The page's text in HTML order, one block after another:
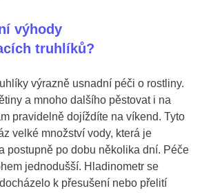
výhody
truhlíků?
výrazně usnadní péči o rostliny.
a mnoho dalšího pěstovat i na
pravidelně dojíždíte na víkend. Tyto
velké množství vody, která je
postupně po dobu několika dní. Péče
jednodušší. Hladinometr se
k přesušení nebo přelití